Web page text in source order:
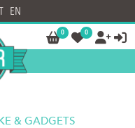
EN
0 0  
& GADGETS